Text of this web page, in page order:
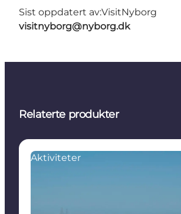
Sist oppdatert av:VisitNyborg
visitnyborg@nyborg.dk
Relaterte produkter
Aktiviteter